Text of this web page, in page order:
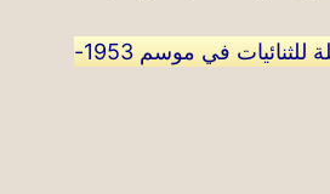
سجل الفرق المستقبلة للثنائيات في موسم 1953-